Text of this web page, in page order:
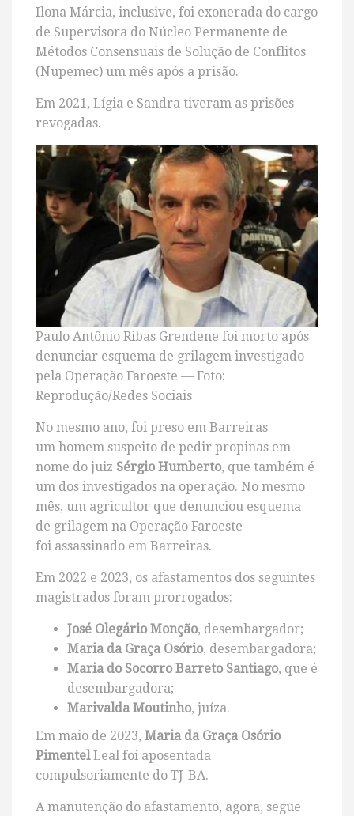
Ilona Márcia, inclusive, foi exonerada do cargo
de Supervisora do Núcleo Permanente de
Métodos Consensuais de Solução de Conflitos
(Nupemec) um mês após a prisão.
Em 2021, Lígia e Sandra tiveram as prisões
revogadas.
Paulo Antônio Ribas Grendene foi morto após
denunciar esquema de grilagem investigado
pela Operação Faroeste — Foto:
Reprodução/Redes Sociais
No mesmo ano, foi preso em Barreiras
um homem suspeito de pedir propinas em
nome do juiz Sérgio Humberto, que também é
um dos investigados na operação. No mesmo
mês, um agricultor que denunciou esquema
de grilagem na Operação Faroeste
foi assassinado em Barreiras.
Em 2022 e 2023, os afastamentos dos seguintes
magistrados foram prorrogados:
José Olegário Monção, desembargador;
Maria da Graça Osório, desembargadora;
Maria do Socorro Barreto Santiago, que é
desembargadora;
Marivalda Moutinho, juíza.
Em maio de 2023, Maria da Graça Osório
PimentelLeal foi aposentada
compulsoriamente do TJ-BA.
A manutenção do afastamento, agora, segue